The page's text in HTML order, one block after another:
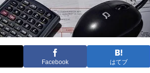
Facebook はてブ